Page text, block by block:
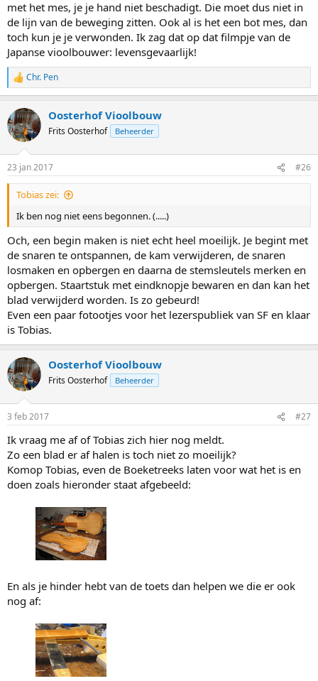
met het mes, je je hand niet beschadigt. Die moet dus niet in
de lijn van de beweging zitten. Ook al is het een bot mes, dan
toch kun je je verwonden. Ik zag dat op dat filmpje van de
Japanse vioolbouwer: levensgevaarlijk!
W
a
r
d
e
n
g
e
Chr. Pen
Oosterhof Vioolbouw
Frits Oosterhof Beheerder
23 jan 2017 #26
Tobias zei:
Ik ben nog niet eens begonnen. (.....)
Och, een begin maken is niet echt heel moeilijk. Je begint met
de snaren te ontspannen, de kam verwijderen, de snaren
losmaken en opbergen en daarna de stemsleutels merken en
opbergen. Staartstuk met eindknopje bewaren en dan kan het
blad verwijderd worden. Is zo gebeurd!
Even een paar fotootjes voor het lezerspubliek van SF en klaar
is Tobias.
Oosterhof Vioolbouw
Frits Oosterhof Beheerder
3 feb 2017 #27
Ik vraag me af of Tobias zich hier nog meldt.
Zo een blad er af halen is toch niet zo moeilijk?
Komop Tobias, even de Boeketreeks laten voor wat het is en
doen zoals hieronder staat afgebeeld:
En als je hinder hebt van de toets dan helpen we die er ook
nog af: